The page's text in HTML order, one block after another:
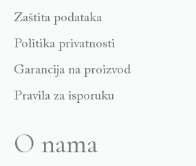
Zaštita podataka
Politika privatnosti
Garancija na proizvod
Pravila za isporuku
O nama